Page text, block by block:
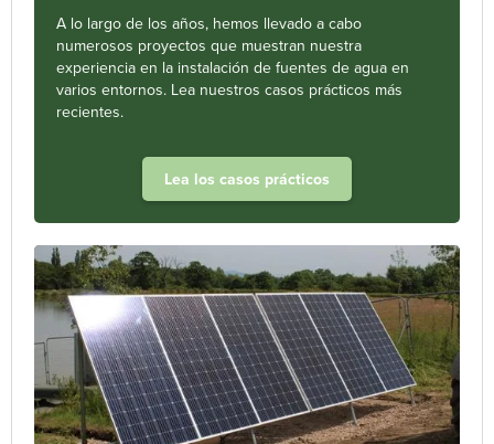
A lo largo de los años, hemos llevado a cabo
numerosos proyectos que muestran nuestra
experiencia en la instalación de fuentes de agua en
varios entornos. Lea nuestros casos prácticos más
recientes.
Lea los casos prácticos